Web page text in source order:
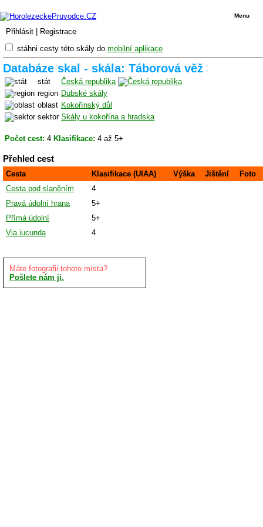
Přihlásit Registrace
Menu
stáhni cesty této skály do mobilní aplikace
Databáze skal - skála: Táborová věž
stát
Česká republika
region Dubské skály
oblast Kokořínský důl
sektor Skály u kokořína a hradska
Počet cest: 4 Klasifikace: 4 až 5+
Přehled cest
Cesta Klasifikace (UIAA) Výška Jištění
Foto
Cesta pod slaněním
4
Pravá údolní hrana
5+
Přímá údolní
5+
Via iucunda
4
Máte fotografii tohoto místa?
Pošlete nám ji.